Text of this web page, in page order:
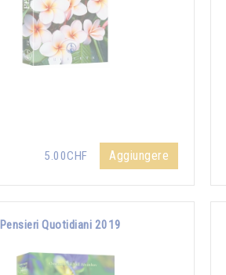
5.00CHF Aggiungere
Pensieri Quotidiani 2019